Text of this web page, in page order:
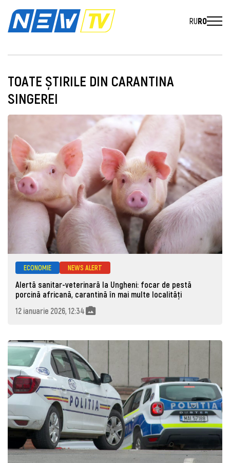
RURO
TOATE ȘTIRILE DIN CARANTINA
SINGEREI
ECONOMIE NEWS ALERT
Alertă sanitar-veterinară la Ungheni: focar de pestă
porcină africană, carantină în mai multe localități
12 ianuarie 2026, 12:34